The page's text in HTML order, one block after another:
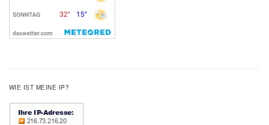
WIE IST MEINE IP?